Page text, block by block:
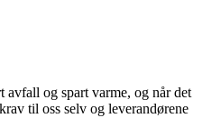
og spart varme, og når det
til oss selv og leverandørene